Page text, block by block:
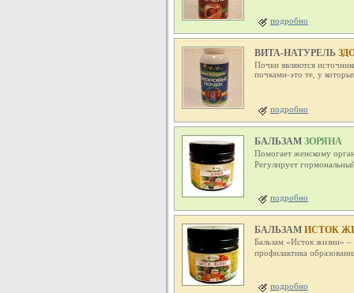
подробно
ВИТА-НАТУРЕЛЬ
Почки являются
почками-это те, у
подробно
БАЛЬЗАМЗОРЯНА
Помогает женскому
Регулирует
подробно
БАЛЬЗАМИСТОК
Бальзам «Исток жизни»
профилактика
подробно